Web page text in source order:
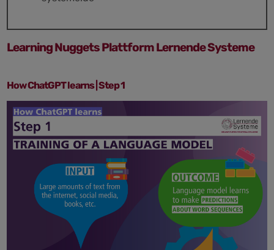
Learning Nuggets Plattform Lernende Systeme
How ChatGPT learns | Step 1